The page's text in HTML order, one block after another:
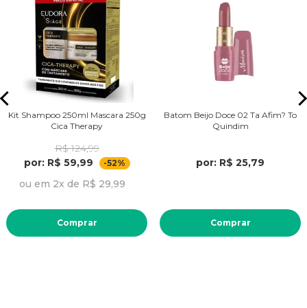
Kit Shampoo 250ml Mascara 250g
Cica Therapy
R$ 124,99
por: R$ 59,99
-52%
ou em 2x de R$ 29,99
Comprar
Batom Beijo Doce 02 Ta Afim? To
Quindim
por: R$ 25,79
Comprar